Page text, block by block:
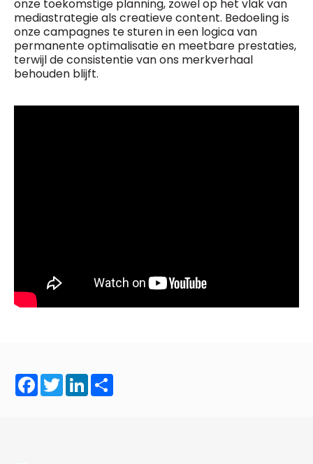
onze toekomstige planning, zowel op het vlak van
mediastrategie als creatieve content. Bedoeling is
onze campagnes te sturen in een logica van
permanente optimalisatie en meetbare prestaties,
terwijl de consistentie van ons merkverhaal
behouden blijft.
Facebook
TwitterLinkedIn